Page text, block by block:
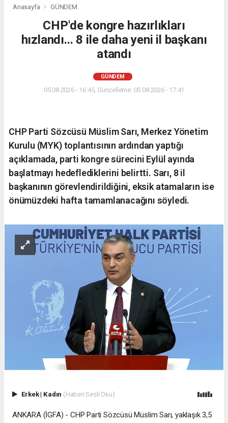
Anasayfa GÜNDEM
CHP'de kongre hazırlıkları
hızlandı... 8 ile daha yeni il başkanı
atandı
GÜNDEM
05.08.2026 - 16:45, Güncelleme: 05.08.2026 - 17:41
CHP Parti Sözcüsü Müslim Sarı, Merkez Yönetim
Kurulu (MYK) toplantısının ardından yaptığı
açıklamada, parti kongre sürecini Eylül ayında
başlatmayı hedeflediklerini belirtti. Sarı, 8 il
başkanının görevlendirildiğini, eksik atamaların ise
önümüzdeki hafta tamamlanacağını söyledi.
Erkek| Kadın (Haberi Sesli Oku)
ANKARA (İGFA) - CHP Parti Sözcüsü Müslim Sarı, yaklaşık 3,5